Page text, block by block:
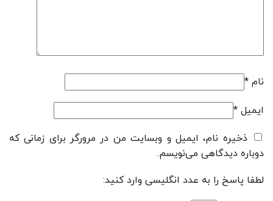
نام *
ایمیل *
ذخیره نام، ایمیل و وبسایت من در مرورگر برای زمانی که
دوباره دیدگاهی می‌نویسم.
لطفا پاسخ را به عدد انگلیسی وارد کنید: